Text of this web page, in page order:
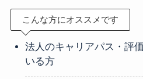
こんな方にオススメです
法人のキャリアパス・評
いる方